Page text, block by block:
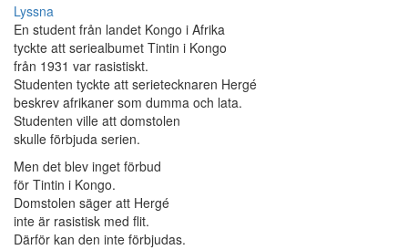
Lyssna
En student från landet Kongo i Afrika
tyckte att seriealbumet Tintin i Kongo
från 1931 var rasistiskt.
Studenten tyckte att serietecknaren Hergé
beskrev afrikaner som dumma och lata.
Studenten ville att domstolen
skulle förbjuda serien.
Men det blev inget förbud
för Tintin i Kongo.
Domstolen säger att Hergé
inte är rasistisk med flit.
Därför kan den inte förbjudas.